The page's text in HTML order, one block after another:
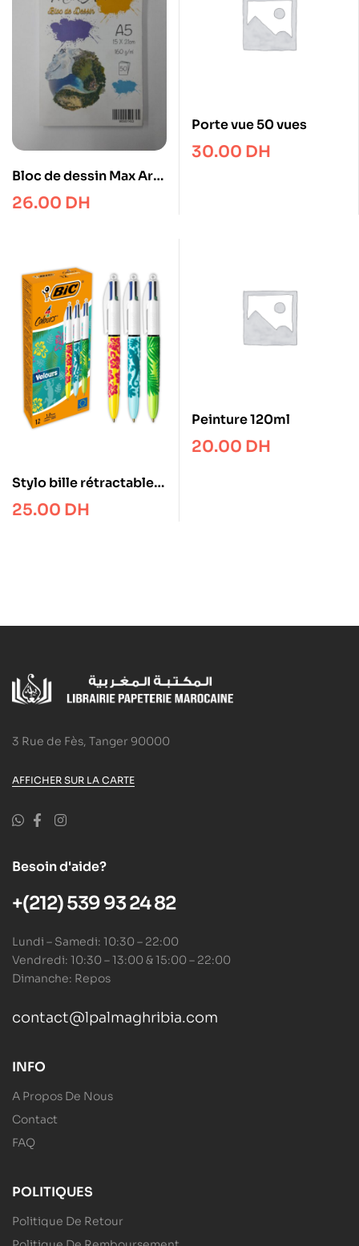
Bloc de dessin Max Art
– A5 160gr 50 feuilles
26.00 DH
Porte vue 50 vues
30.00 DH
Stylo bille rétractable
Bic 4 Couleurs Velours
25.00 DH
Peinture 120ml
20.00 DH
3 Rue de Fès, Tanger 90000
AFFICHER SUR LA CARTE
Besoin d'aide?
+(212) 539 93 24 82
Lundi – Samedi: 10:30 – 22:00
Vendredi: 10:30 – 13:00 & 15:00 – 22:00
Dimanche: Repos
contact@lpalmaghribia.com
INFO
A Propos De Nous
Contact
FAQ
POLITIQUES
Politique De Retour